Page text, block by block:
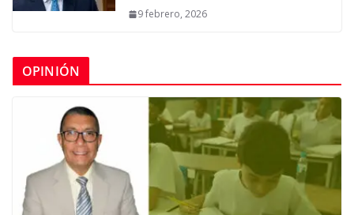
9 febrero, 2026
OPINIÓN